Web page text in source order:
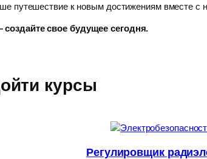
путешествие к новым достижениям вместе с
свое будущее сегодня.
курсы
Регулировщик